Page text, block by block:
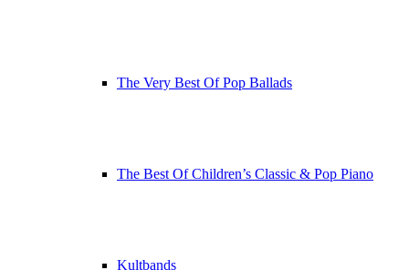
The Very Best Of Pop Ballads
The Best Of Children’s Classic & Pop Piano
Kultbands